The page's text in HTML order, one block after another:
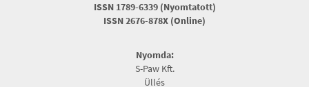
ISSN 1789-6339 (Nyomtatott)
ISSN 2676-878X (Online)
Nyomda:
S-Paw Kft.
Üllés